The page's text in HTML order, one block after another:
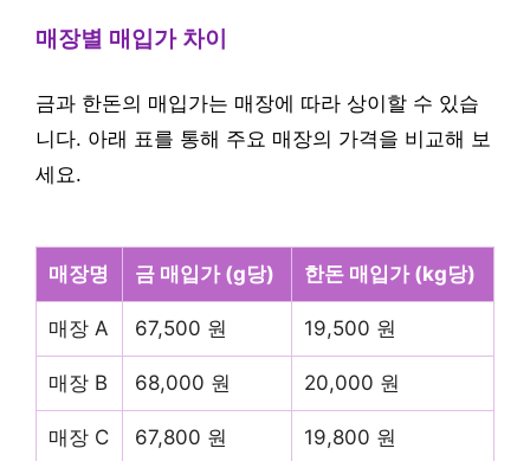
매장별 매입가 차이
금과 한돈의 매입가는 매장에 따라 상이할 수 있습
니다. 아래 표를 통해 주요 매장의 가격을 비교해 보
세요.
매장명 금 매입가 (g당) 한돈 매입가 (kg당)
매장 A 67,500 원 19,500 원
매장 B 68,000 원 20,000 원
매장 C 67,800 원 19,800 원